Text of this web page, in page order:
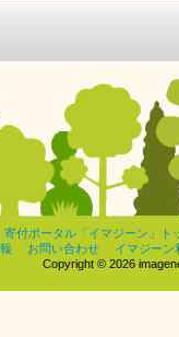
寄付ポータル「イマジーン」ト
お問い合わせ イマジーン
Copyright © 2026